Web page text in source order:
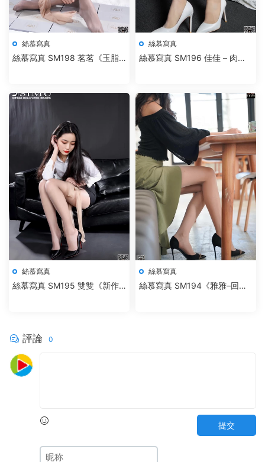
絲慕寫真
絲慕寫真 SM198 茗茗《玉脂
絲慕寫真
絲慕寫真 SM196 佳佳 – 肉絲
絲慕寫真
絲慕寫真 SM195 雙雙《新作–
絲慕寫真
絲慕寫真 SM194《雅雅–回
評論 0
提交